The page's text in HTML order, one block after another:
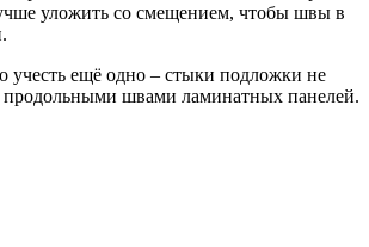
уложить со смещением, чтобы швы в
учесть ещё одно – стыки подложки не
продольными швами ламинатных панелей.